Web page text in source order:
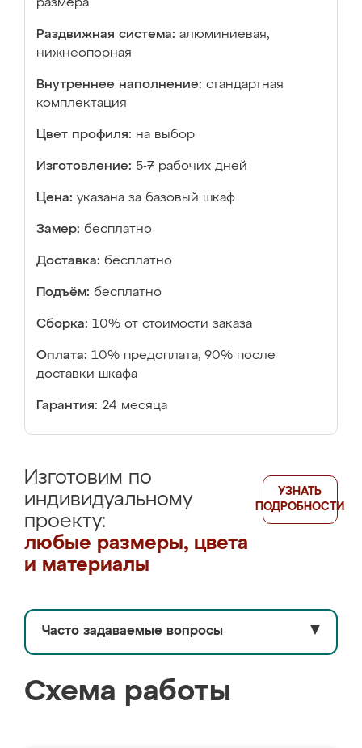
размера
Раздвижная система: алюминиевая,
нижнеопорная
Внутреннее наполнение: стандартная
комплектация
Цвет профиля: на выбор
Изготовление: 5-7 рабочих дней
Цена: указана за базовый шкаф
Замер: бесплатно
Доставка: бесплатно
Подъём: бесплатно
Сборка: 10% от стоимости заказа
Оплата: 10% предоплата, 90% после
доставки шкафа
Гарантия: 24 месяца
Изготовим по
индивидуальному
проекту:
любые размеры, цвета
и материалы
УЗНАТЬ
ПОДРОБНОСТИ
Часто задаваемые вопросы ▼
Схема работы